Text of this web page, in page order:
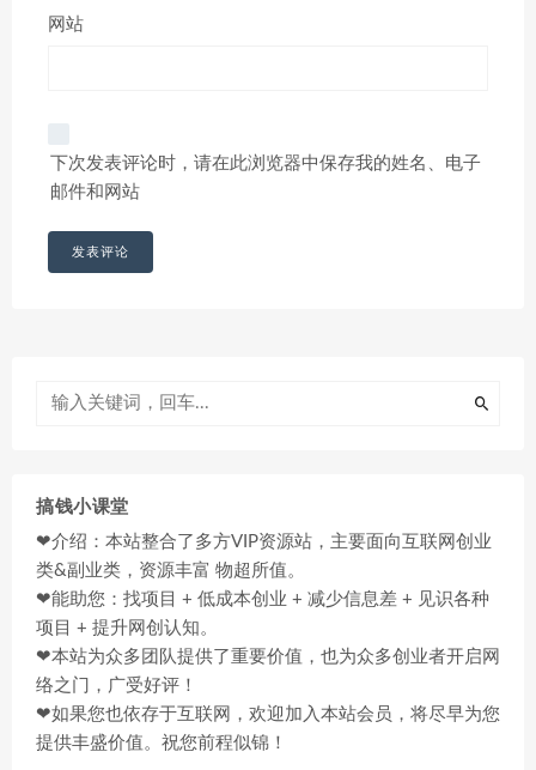
网站
下次发表评论时，请在此浏览器中保存我的姓名、电子
邮件和网站
搞钱小课堂
❤介绍：本站整合了多方VIP资源站，主要面向互联网创业
类&副业类，资源丰富 物超所值。
❤能助您：找项目 + 低成本创业 + 减少信息差 + 见识各种
项目 + 提升网创认知。
❤本站为众多团队提供了重要价值，也为众多创业者开启网
络之门，广受好评！
❤如果您也依存于互联网，欢迎加入本站会员，将尽早为您
提供丰盛价值。祝您前程似锦！